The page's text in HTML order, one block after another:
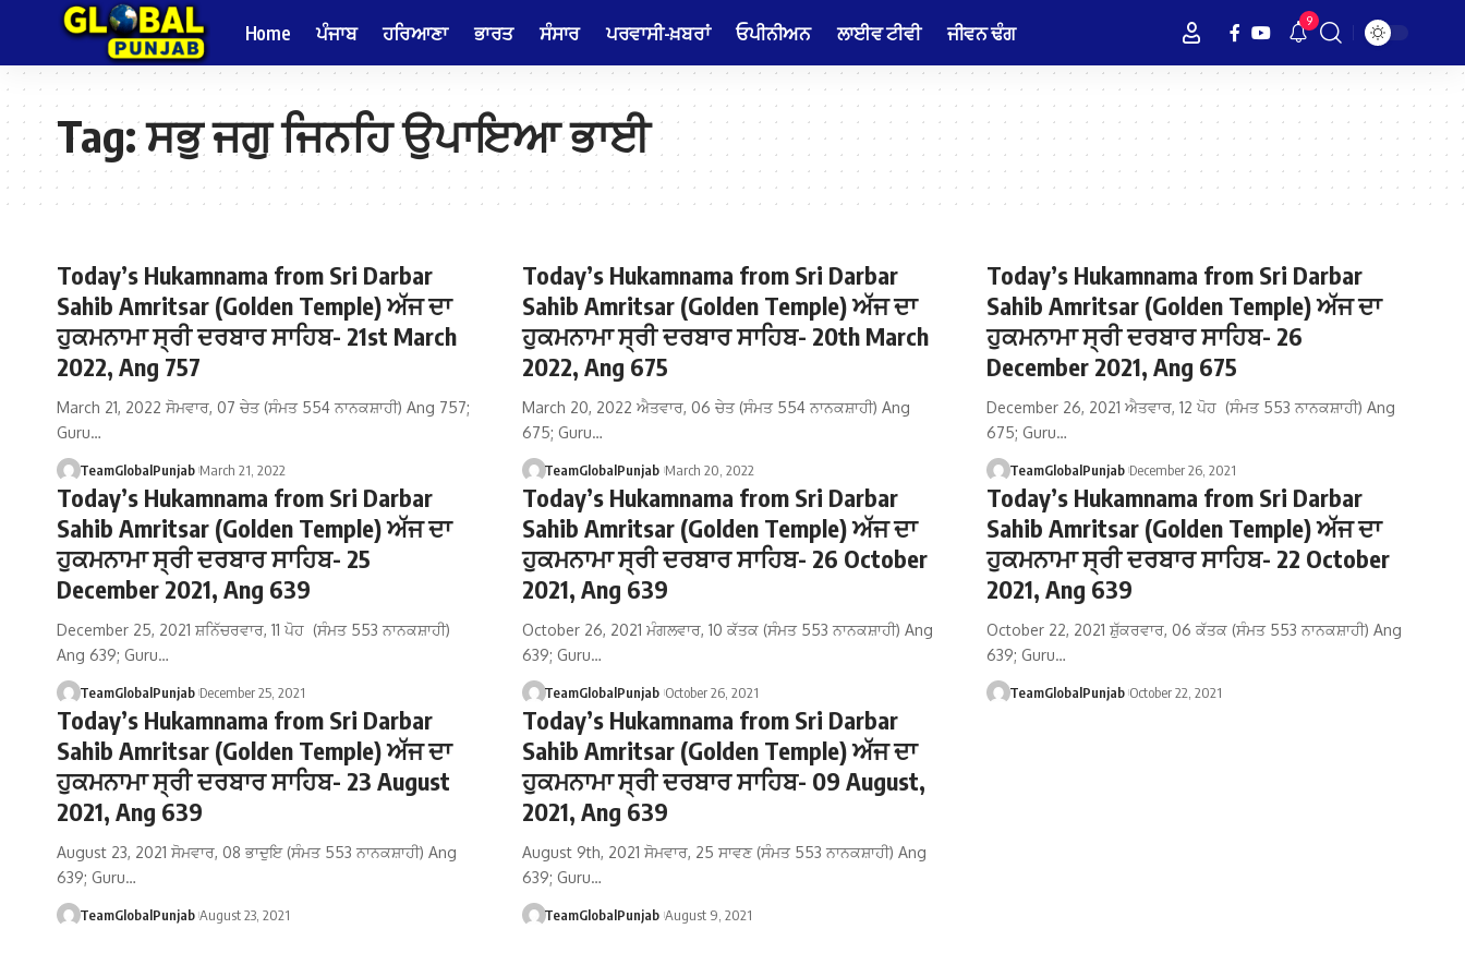
Home ਪੰਜਾਬ ਹਰਿਆਣਾ ਭਾਰਤ ਸੰਸਾਰ ਪਰਵਾਸੀ-ਖ਼ਬਰਾਂ ਓਪੀਨੀਅਨ ਲਾਈਵ ਟੀਵੀ ਜੀਵਨ ਢੰਗ 9
Tag:ਸਭੁ ਜਗੁ ਜਿਨਹਿ ਉਪਾਇਆ ਭਾਈ
Today’s Hukamnama from Sri Darbar
Sahib Amritsar (Golden Temple) ਅੱਜ ਦਾ
ਹੁਕਮਨਾਮਾ ਸ੍ਰੀ ਦਰਬਾਰ ਸਾਹਿਬ- 21st March
2022, Ang 757
March 21, 2022 ਸੋਮਵਾਰ, 07 ਚੇਤ (ਸੰਮਤ 554 ਨਾਨਕਸ਼ਾਹੀ) Ang 757;
Guru…
TeamGlobalPunjab March 21, 2022
Today’s Hukamnama from Sri Darbar
Sahib Amritsar (Golden Temple) ਅੱਜ ਦਾ
ਹੁਕਮਨਾਮਾ ਸ੍ਰੀ ਦਰਬਾਰ ਸਾਹਿਬ- 20th March
2022, Ang 675
March 20, 2022 ਐਤਵਾਰ, 06 ਚੇਤ (ਸੰਮਤ 554 ਨਾਨਕਸ਼ਾਹੀ) Ang
675; Guru…
TeamGlobalPunjab March 20, 2022
Today’s Hukamnama from Sri Darbar
Sahib Amritsar (Golden Temple) ਅੱਜ ਦਾ
ਹੁਕਮਨਾਮਾ ਸ੍ਰੀ ਦਰਬਾਰ ਸਾਹਿਬ- 26
December 2021, Ang 675
December 26, 2021 ਐਤਵਾਰ, 12 ਪੋਹ (ਸੰਮਤ 553 ਨਾਨਕਸ਼ਾਹੀ) Ang
675; Guru…
TeamGlobalPunjab December 26, 2021
Today’s Hukamnama from Sri Darbar
Sahib Amritsar (Golden Temple) ਅੱਜ ਦਾ
ਹੁਕਮਨਾਮਾ ਸ੍ਰੀ ਦਰਬਾਰ ਸਾਹਿਬ- 25
December 2021, Ang 639
December 25, 2021 ਸ਼ਨਿੱਚਰਵਾਰ, 11 ਪੋਹ (ਸੰਮਤ 553 ਨਾਨਕਸ਼ਾਹੀ)
Ang 639; Guru…
TeamGlobalPunjab December 25, 2021
Today’s Hukamnama from Sri Darbar
Sahib Amritsar (Golden Temple) ਅੱਜ ਦਾ
ਹੁਕਮਨਾਮਾ ਸ੍ਰੀ ਦਰਬਾਰ ਸਾਹਿਬ- 26 October
2021, Ang 639
October 26, 2021 ਮੰਗਲਵਾਰ, 10 ਕੱਤਕ (ਸੰਮਤ 553 ਨਾਨਕਸ਼ਾਹੀ) Ang
639; Guru…
TeamGlobalPunjab October 26, 2021
Today’s Hukamnama from Sri Darbar
Sahib Amritsar (Golden Temple) ਅੱਜ ਦਾ
ਹੁਕਮਨਾਮਾ ਸ੍ਰੀ ਦਰਬਾਰ ਸਾਹਿਬ- 22 October
2021, Ang 639
October 22, 2021 ਸ਼ੁੱਕਰਵਾਰ, 06 ਕੱਤਕ (ਸੰਮਤ 553 ਨਾਨਕਸ਼ਾਹੀ) Ang
639; Guru…
TeamGlobalPunjab October 22, 2021
Today’s Hukamnama from Sri Darbar
Sahib Amritsar (Golden Temple) ਅੱਜ ਦਾ
ਹੁਕਮਨਾਮਾ ਸ੍ਰੀ ਦਰਬਾਰ ਸਾਹਿਬ- 23 August
2021, Ang 639
August 23, 2021 ਸੋਮਵਾਰ, 08 ਭਾਦੁਇ (ਸੰਮਤ 553 ਨਾਨਕਸ਼ਾਹੀ) Ang
639; Guru…
TeamGlobalPunjab August 23, 2021
Today’s Hukamnama from Sri Darbar
Sahib Amritsar (Golden Temple) ਅੱਜ ਦਾ
ਹੁਕਮਨਾਮਾ ਸ੍ਰੀ ਦਰਬਾਰ ਸਾਹਿਬ- 09 August,
2021, Ang 639
August 9th, 2021 ਸੋਮਵਾਰ, 25 ਸਾਵਣ (ਸੰਮਤ 553 ਨਾਨਕਸ਼ਾਹੀ) Ang
639; Guru…
TeamGlobalPunjab August 9, 2021